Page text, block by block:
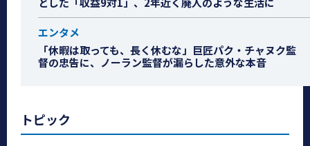
エンタメ
「休暇は取っても、長く休むな」巨匠パク・チャヌク監
督の忠告に、ノーラン監督が漏らした意外な本音
トピック